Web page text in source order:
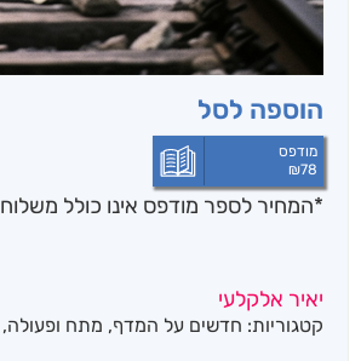
הוספה לסל
מודפס
₪78
*המחיר לספר מודפס אינו כולל משלוח
יאיר אלקלעי
קטגוריות: חדשים על המדף, מתח ופעולה,